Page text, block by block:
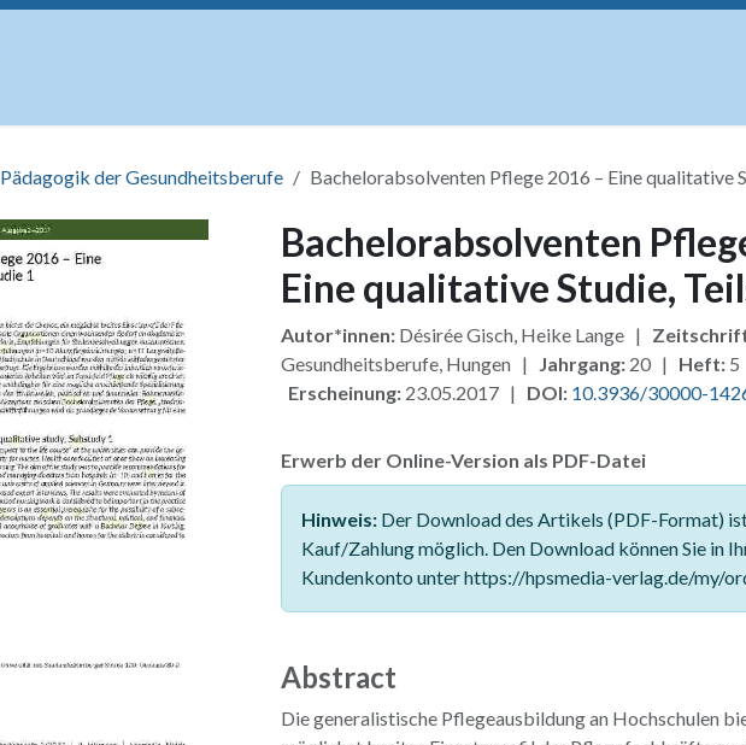
Pädagogik der Gesundheitsberufe Bachelorabsolventen Pflege 2016 – Eine qualitative
Bachelorabsolventen
Eine qualitative Studie,
Autor*innen:Désirée Gisch, Heike Lange |
Gesundheitsberufe, Hungen | Jahrgang:20 | Heft:5
Erscheinung:23.05.2017 | DOI: 10.3936/30000-
Erwerb der Online-Version als PDF-Datei
Hinweis:Der Download des Artikels (PDF-Format)
Kauf/Zahlung möglich. Den Download können Sie in
Kundenkonto unter https://hpsmedia-verlag.de/my/
Abstract
Die generalistische Pflegeausbildung an Hochschulen